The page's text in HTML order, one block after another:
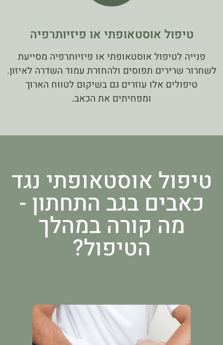
טיפול אוסטאופתי או פיזיותרפיה
פנייה לטיפול אוסטאופתי או פיזיותרפיה מסייעת
לשחרור שרירים תפוסים ולהחזרת עמוד השדרה לאיזון.
טיפולים אלו עוזרים גם בשיקום לטווח הארוך
ומפחיתים את הכאב.
טיפול אוסטאופתי נגד
כאבים בגב התחתון -
מה קורה במהלך
הטיפול?